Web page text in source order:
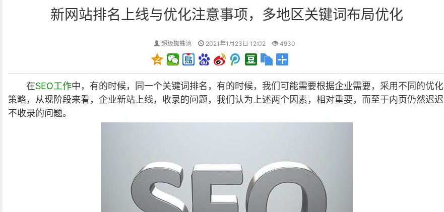
新网站排名上线与优化注意事项，多地区关键词布局优化
超级蜘蛛池 2021年1月23日 12:02 4930
在SEO工作中，有的时候，同一个关键词排名，有的时候，我们可能需要根据企业需要，采用不同的优化
策略，从现阶段来看，企业新站上线，收录的问题，我们认为上述两个因素，相对重要，而至于内页仍然迟迟
不收录的问题。